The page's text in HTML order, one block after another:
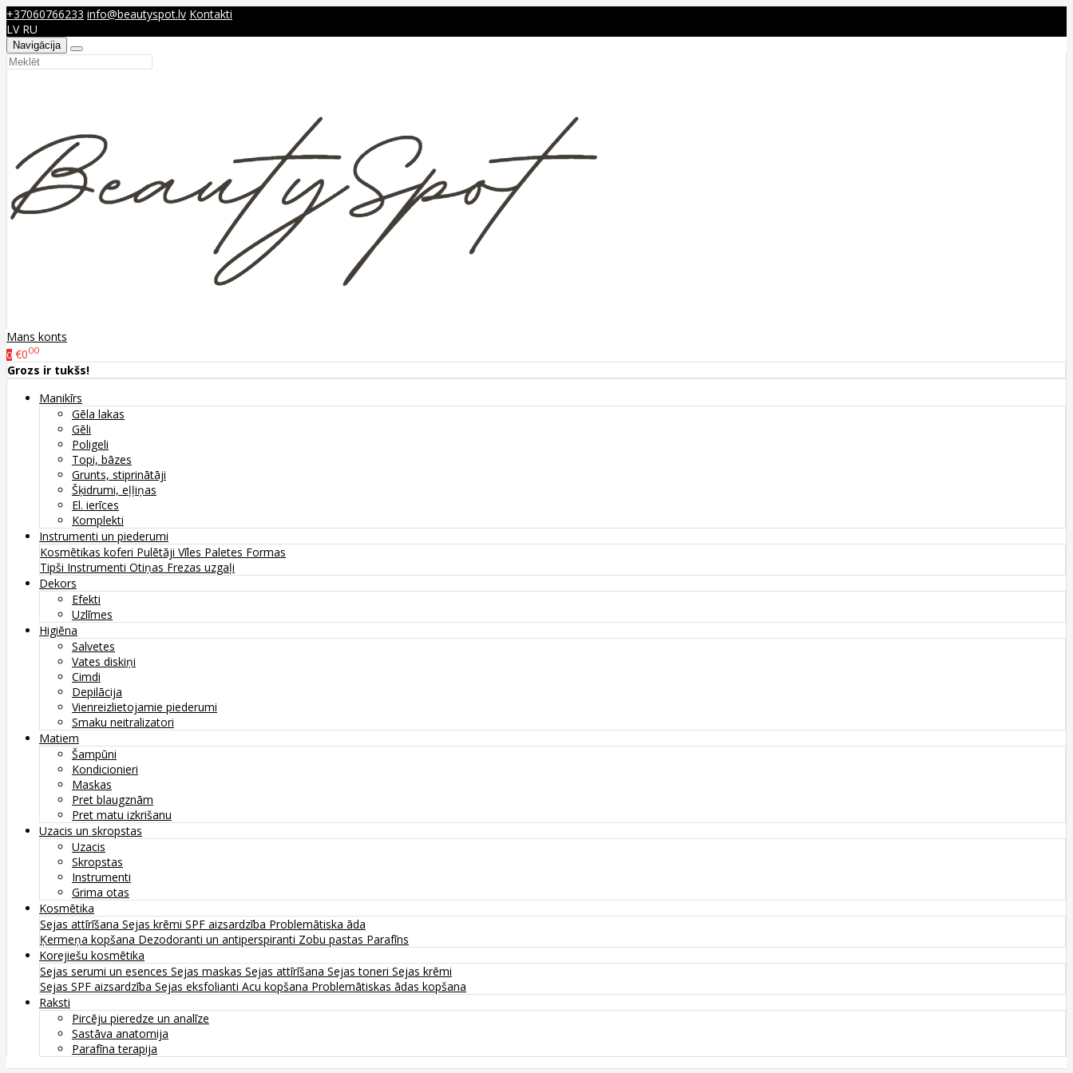
+37060766233 info@beautyspot.lv Kontakti
LV RU
Navigācija
Mans konts
0 €000
Grozs ir tukšs!
Manikīrs
Gēla lakas
Gēli
Poligeli
Topi, bāzes
Grunts, stiprinātāji
Šķidrumi, eļļiņas
El. ierīces
Komplekti
Instrumenti un piederumi
Kosmētikas koferi Pulētāji Vīles Paletes Formas
Tipši Instrumenti Otiņas Frezas uzgaļi
Dekors
Efekti
Uzlīmes
Higiēna
Salvetes
Vates diskiņi
Cimdi
Depilācija
Vienreizlietojamie piederumi
Smaku neitralizatori
Matiem
Šampūni
Kondicionieri
Maskas
Pret blaugznām
Pret matu izkrišanu
Uzacis un skropstas
Uzacis
Skropstas
Instrumenti
Grima otas
Kosmētika
Sejas attīrīšana Sejas krēmi SPF aizsardzība Problemātiska āda
Ķermeņa kopšana Dezodoranti un antiperspiranti Zobu pastas Parafīns
Korejiešu kosmētika
Sejas serumi un esences Sejas maskas Sejas attīrīšana Sejas toneri Sejas krēmi
Sejas SPF aizsardzība Sejas eksfolianti Acu kopšana Problemātiskas ādas kopšana
Raksti
Pircēju pieredze un analīze
Sastāva anatomija
Parafīna terapija